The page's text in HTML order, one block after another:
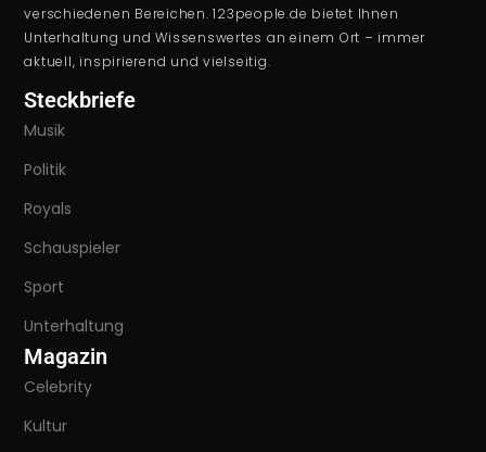
verschiedenen Bereichen. 123people.de bietet Ihnen
Unterhaltung und Wissenswertes an einem Ort – immer
aktuell, inspirierend und vielseitig.
Steckbriefe
Musik
Politik
Royals
Schauspieler
Sport
Unterhaltung
Magazin
Celebrity
Kultur